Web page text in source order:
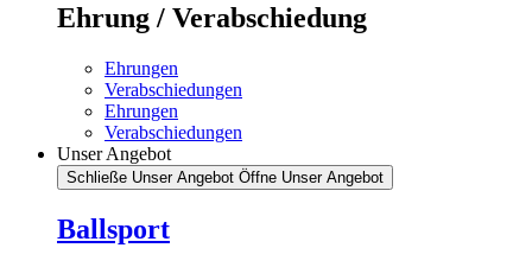
Ehrung / Verabschiedung
Ehrungen
Verabschiedungen
Ehrungen
Verabschiedungen
Unser Angebot
Schließe Unser Angebot Öffne Unser Angebot
Ballsport